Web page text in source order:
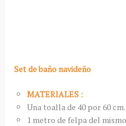
Set de baño navideño
MATERIALES :
Una toalla de 40 por 60 cm.
1 metro de felpa del